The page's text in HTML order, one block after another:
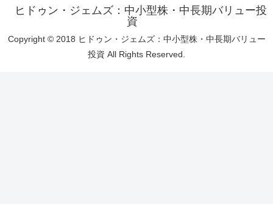
ヒドゥン・ジェムズ：中小型株・中長期バリュー投
資
Copyright © 2018 ヒドゥン・ジェムズ：中小型株・中長期バリュー
投資 All Rights Reserved.